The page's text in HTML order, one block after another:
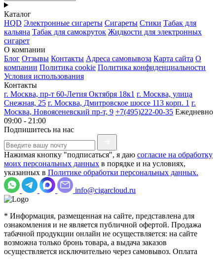
Каталог
HQD Электронные сигареты Сигареты Стики Табак для
кальяна Табак для самокруток Жидкости для электронных
сигарет
О компании
Блог Отзывы Контакты Адреса самовывоза Карта сайта О
компании Политика cookie Политика конфиденциальности
Условия использования
Контакты
г. Москва, пр-т 60-Летия Октября 18к1 г. Москва, улица
Снежная, 25 г. Москва, Дмитровское шоссе 113 корп. 1 г.
Москва, Новоясеневский пр-т, 9 +7(495)222-00-35 Ежедневно
09:00 - 21:00
Подпишитесь на нас
Нажимая кнопку "подписаться", я даю согласие на обработку
моих персональных данных в порядке и на условиях,
указанных в Политике обработки персональных данных.
info@cigarcloud.ru
* Информация, размещенная на сайте, представлена для
ознакомления и не является публичной офертой. Продажа
табачной продукции онлайн не осуществляется: на сайте
возможна только бронь товара, а выдача заказов
осуществляется исключительно через самовывоз. Оплата